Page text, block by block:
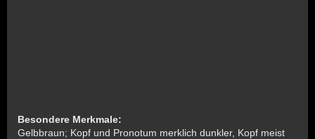
Besondere Merkmale:
Gelbbraun; Kopf und Pronotum merklich dunkler, Kopf meist